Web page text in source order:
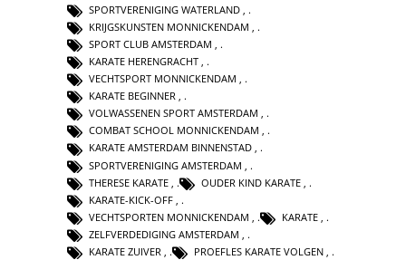
SPORTVERENIGING WATERLAND
KRIJGSKUNSTEN MONNICKENDAM ,
SPORT CLUB AMSTERDAM ,
KARATE HERENGRACHT ,
VECHTSPORT MONNICKENDAM ,
KARATE BEGINNER ,
VOLWASSENEN SPORT AMSTERDAM ,
COMBAT SCHOOL MONNICKENDAM ,
KARATE AMSTERDAM BINNENSTAD ,
SPORTVERENIGING AMSTERDAM
THERESE KARATE
OUDER KIND KARATE
KARATE-KICK-OFF
VECHTSPORTEN MONNICKENDAM
KARATE
ZELFVERDEDIGING AMSTERDAM
KARATE ZUIVER
PROEFLES KARATE VOLGEN